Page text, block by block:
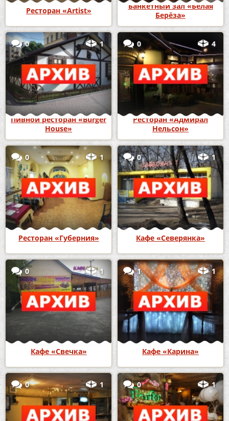
Ресторан «Artist»
Банкетный зал «Белая
Берёза»
0 1
Пивной ресторан «Burger
House»
0 4
Ресторан «Адмирал
Нельсон»
0 1
Ресторан «Губерния»
0 1
Кафе «Северянка»
0 1
Кафе «Свечка»
1 1
Кафе «Карина»
0 1 0 1